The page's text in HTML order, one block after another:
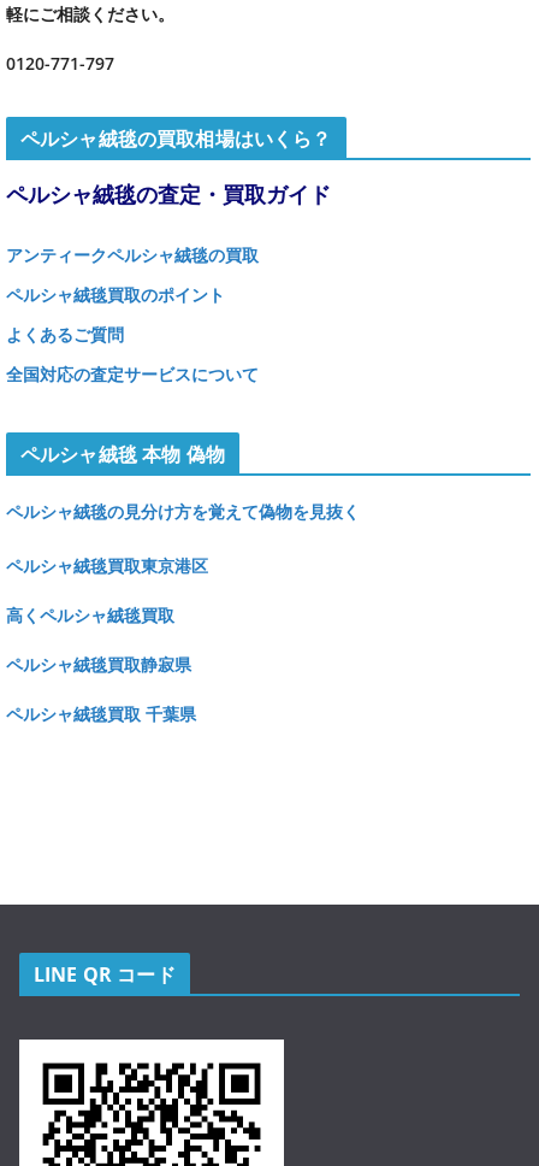
軽にご相談ください。
0120-771-797
ペルシャ絨毯の買取相場はいくら？
ペルシャ絨毯の査定・買取ガイド
アンティークペルシャ絨毯の買取
ペルシャ絨毯買取のポイント
よくあるご質問
全国対応の査定サービスについて
ペルシャ絨毯 本物 偽物
ペルシャ絨毯の見分け方を覚えて偽物を見抜く
ペルシャ絨毯買取東京港区
高くペルシャ絨毯買取
ペルシャ絨毯買取静寂県
ペルシャ絨毯買取 千葉県
LINE QR コード